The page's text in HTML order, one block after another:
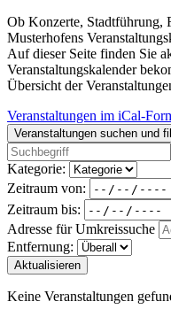
Ob Konzerte, Stadtführung,
Musterhofens
Auf dieser Seite finden Sie
Veranstaltungskalender
Übersicht der
Veranstaltungen im iCal-
Veranstaltungen suchen und
Kategorie:
Zeitraum von:
Zeitraum bis:
Adresse für Umkreissuche
Entfernung:
Aktualisieren
Keine Veranstaltungen